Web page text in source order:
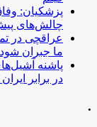
پزشکیان:
چالش‌های
عراقچی در
ما جبران شود
پاشنه
در برابر
.